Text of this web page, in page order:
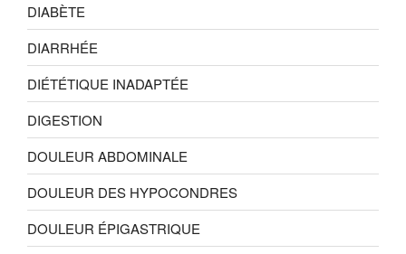
DIABÈTE
DIARRHÉE
DIÉTÉTIQUE INADAPTÉE
DIGESTION
DOULEUR ABDOMINALE
DOULEUR DES HYPOCONDRES
DOULEUR ÉPIGASTRIQUE